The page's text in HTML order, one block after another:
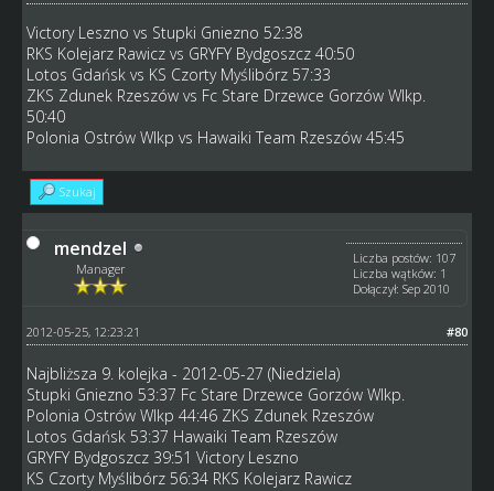
Victory Leszno vs Stupki Gniezno 52:38
RKS Kolejarz Rawicz vs GRYFY Bydgoszcz 40:50
Lotos Gdańsk vs KS Czorty Myślibórz 57:33
ZKS Zdunek Rzeszów vs Fc Stare Drzewce Gorzów Wlkp.
50:40
Polonia Ostrów Wlkp vs Hawaiki Team Rzeszów 45:45
Szukaj
mendzel
Manager
Liczba postów: 107
Liczba wątków: 1
Dołączył: Sep 2010
#80
2012-05-25, 12:23:21
Najbliższa 9. kolejka - 2012-05-27 (Niedziela)
Stupki Gniezno 53:37 Fc Stare Drzewce Gorzów Wlkp.
Polonia Ostrów Wlkp 44:46 ZKS Zdunek Rzeszów
Lotos Gdańsk 53:37 Hawaiki Team Rzeszów
GRYFY Bydgoszcz 39:51 Victory Leszno
KS Czorty Myślibórz 56:34 RKS Kolejarz Rawicz